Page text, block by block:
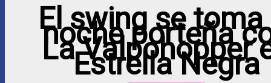
El swing se
noche porteña
La Valpohopper
Estrella Negra